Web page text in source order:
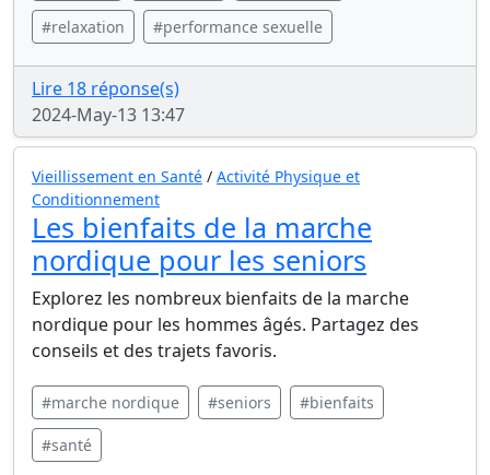
#relaxation #performance sexuelle
Lire 18 réponse(s)
2024-May-13 13:47
Vieillissement en Santé / Activité Physique et
Conditionnement
Les bienfaits de la marche
nordique pour les seniors
Explorez les nombreux bienfaits de la marche
nordique pour les hommes âgés. Partagez des
conseils et des trajets favoris.
#marche nordique #seniors #bienfaits
#santé